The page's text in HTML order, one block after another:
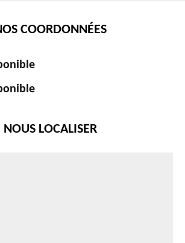
COORDONNÉES
NOUS LOCALISER